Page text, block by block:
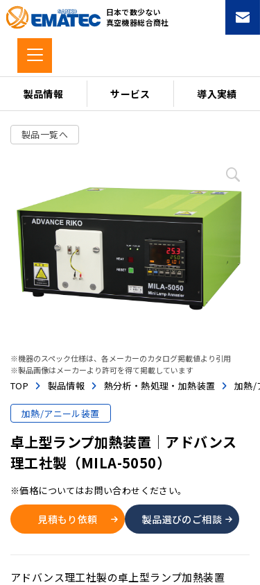
コ
ン
ツ
ス
キ
ッ
日本で数少ない
真空機器総合商社
製品情報 サービス 導入実績
製品一覧へ
※機器のスペック仕様は、各メーカーのカタログ掲載値より引用
※製品画像はメーカーより許可を得て掲載しています
TOP 製品情報 熱分析・熱処理・加熱装置 加熱/
加熱/アニール装置
卓上型ランプ加熱装置│アドバンス
理工社製（MILA-5050）
※価格についてはお問い合わせください。
見積もり依頼 製品選びのご相談
アドバンス理工社製の卓上型ランプ加熱装置